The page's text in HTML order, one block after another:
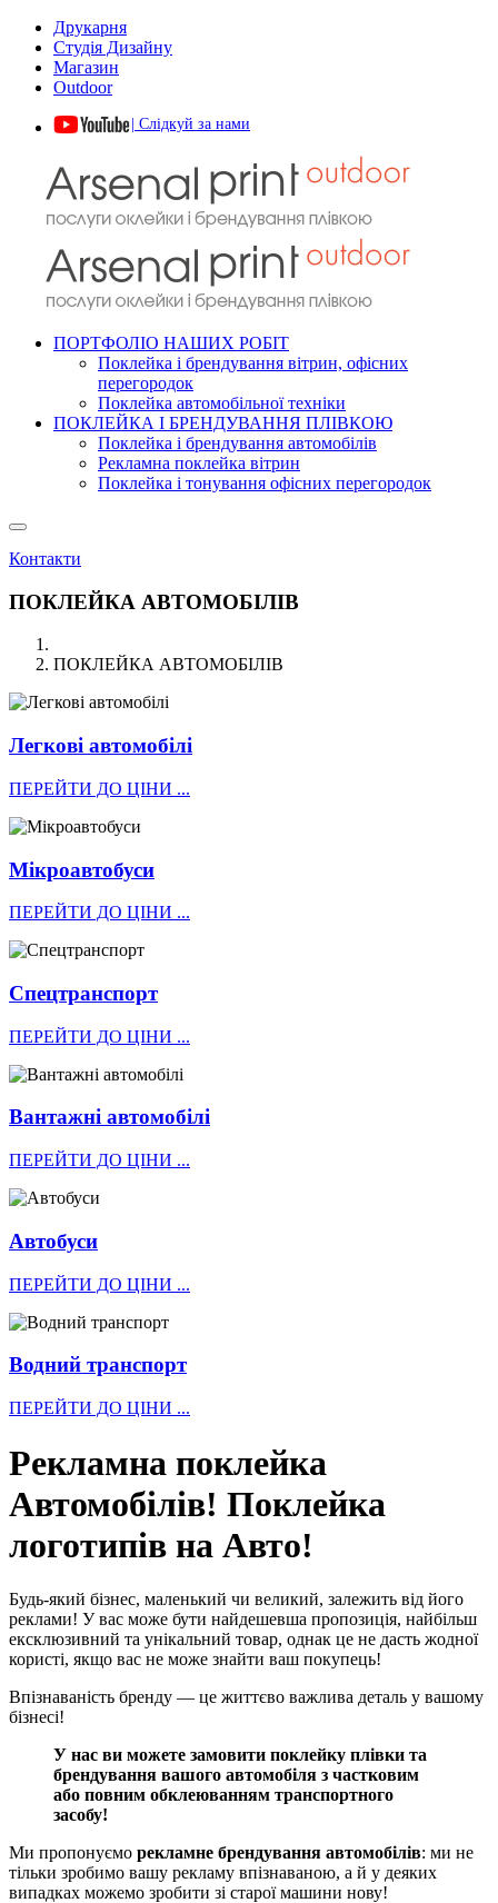
Друкарня
Студія Дизайну
Магазин
Outdoor
| Слідкуй за нами
ПОРТФОЛІО НАШИХ РОБІТ
Поклейка і брендування вітрин, офісних
перегородок
Поклейка автомобільної техніки
ПОКЛЕЙКА І БРЕНДУВАННЯ ПЛІВКОЮ
Поклейка і брендування автомобілів
Рекламна поклейка вітрин
Поклейка і тонування офісних перегородок
Контакти
ПОКЛЕЙКА АВТОМОБІЛІВ
ПОКЛЕЙКА АВТОМОБІЛІВ
Легкові автомобілі
ПЕРЕЙТИ ДО ЦІНИ ...
Мікроавтобуси
ПЕРЕЙТИ ДО ЦІНИ ...
Спецтранспорт
ПЕРЕЙТИ ДО ЦІНИ ...
Вантажні автомобілі
ПЕРЕЙТИ ДО ЦІНИ ...
Автобуси
ПЕРЕЙТИ ДО ЦІНИ ...
Водний транспорт
ПЕРЕЙТИ ДО ЦІНИ ...
Рекламна поклейка
Автомобілів! Поклейка
логотипів на Авто!
Будь-який бізнес, маленький чи великий, залежить від його
реклами! У вас може бути найдешевша пропозиція, найбільш
ексклюзивний та унікальний товар, однак це не дасть жодної
користі, якщо вас не може знайти ваш покупець!
Впізнаваність бренду — це життєво важлива деталь у вашому
бізнесі!
У нас ви можете замовити поклейку плівки та
брендування вашого автомобіля з частковим
або повним обклеюванням транспортного
засобу!
Ми пропонуємо рекламне брендування автомобілів: ми не
тільки зробимо вашу рекламу впізнаваною, а й у деяких
випадках можемо зробити зі старої машини нову!